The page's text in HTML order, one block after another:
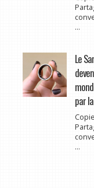
...
Le
par
...